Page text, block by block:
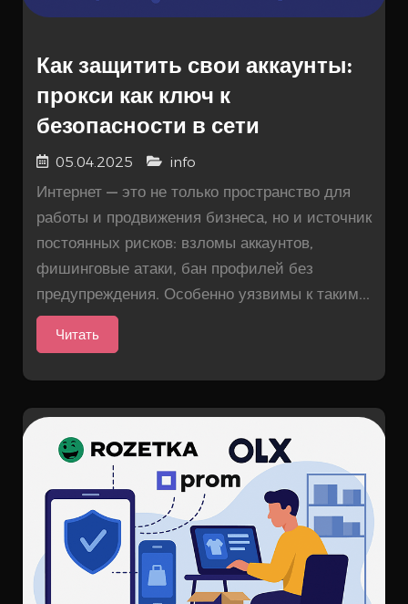
Как защитить свои аккаунты:
прокси как ключ к
безопасности в сети
05.04.2025 info
Интернет — это не только пространство для
работы и продвижения бизнеса, но и источник
постоянных рисков: взломы аккаунтов,
фишинговые атаки, бан профилей без
предупреждения. Особенно уязвимы к таким...
Читать